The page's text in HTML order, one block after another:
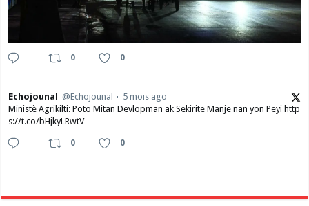
0 0
Echojounal @Echojounal
5 mois ago
Ministè Agrikilti: Poto Mitan Devlopman ak Sekirite Manje nan yon Peyi http
s://t.co/bHjkyLRwtV
0 0